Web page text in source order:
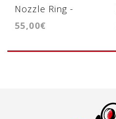
Nozzle Ring -
Geometria
55,00€